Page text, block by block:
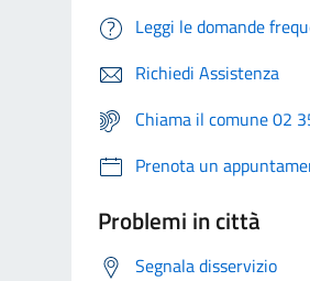
Leggi le domande
Richiedi Assistenza
Chiama il comune 02
Prenota un
Problemi in città
Segnala disservizio